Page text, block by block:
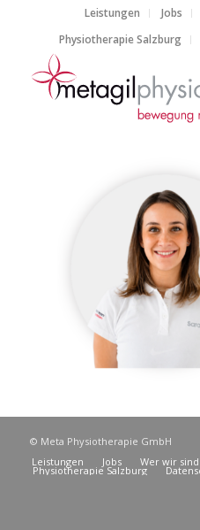
Leistungen Jobs
Physiotherapie Salzburg
© Meta Physiotherapie GmbH
Leistungen
Jobs Wer wir
Physiotherapie Salzburg